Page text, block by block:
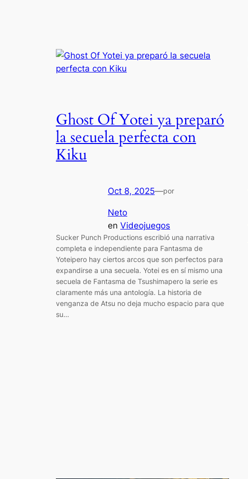
Ghost Of Yotei ya preparó
la secuela perfecta con
Kiku
Oct 8, 2025—por
Neto
en Videojuegos
Sucker Punch Productions escribió una narrativa
completa e independiente para Fantasma de
Yoteipero hay ciertos arcos que son perfectos para
expandirse a una secuela. Yotei es en sí mismo una
secuela de Fantasma de Tsushimapero la serie es
claramente más una antología. La historia de
venganza de Atsu no deja mucho espacio para que
su…